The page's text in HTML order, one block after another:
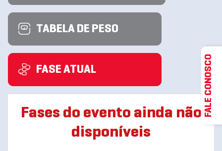
TABELA DE PESO
FASE ATUAL
Fases do evento ainda não
disponíveis
FALE CONOSCO